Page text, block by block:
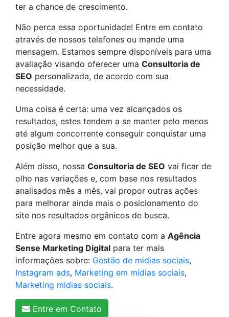
ter a chance de crescimento.
Não perca essa oportunidade! Entre em contato
através de nossos telefones ou mande uma
mensagem. Estamos sempre disponíveis para uma
avaliação visando oferecer uma Consultoria de
SEO personalizada, de acordo com sua
necessidade.
Uma coisa é certa: uma vez alcançados os
resultados, estes tendem a se manter pelo menos
até algum concorrente conseguir conquistar uma
posição melhor que a sua.
Além disso, nossa Consultoria de SEO vai ficar de
olho nas variações e, com base nos resultados
analisados mês a mês, vai propor outras ações
para melhorar ainda mais o posicionamento do
site nos resultados orgânicos de busca.
Entre agora mesmo em contato com a Agência
Sense Marketing Digital para ter mais
informações sobre: Gestão de midias sociais,
Instagram ads, Marketing em mídias sociais,
Marketing midias sociais.
Entre em Contato